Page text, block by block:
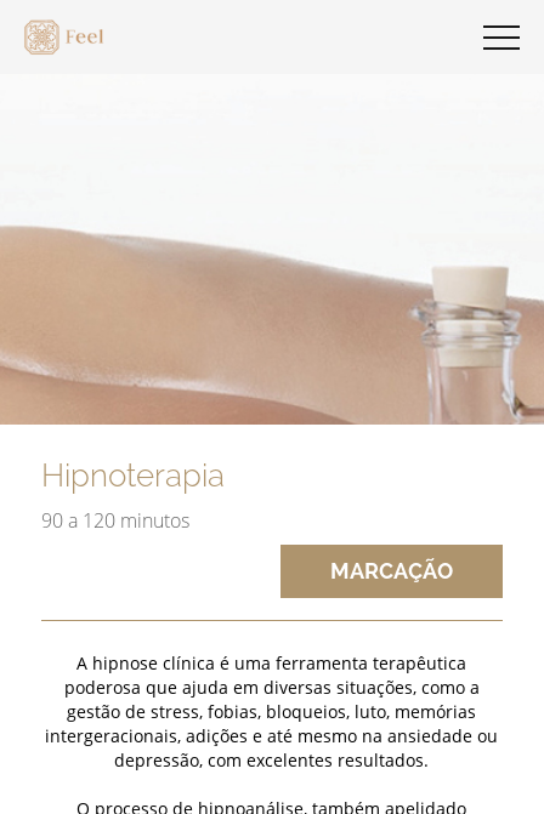
Hipnoterapia
90 a 120 minutos
MARCAÇÃO
A hipnose clínica é uma ferramenta terapêutica
poderosa que ajuda em diversas situações, como a
gestão de stress, fobias, bloqueios, luto, memórias
intergeracionais, adições e até mesmo na ansiedade ou
depressão, com excelentes resultados.
O processo de hipnoanálise, também apelidado